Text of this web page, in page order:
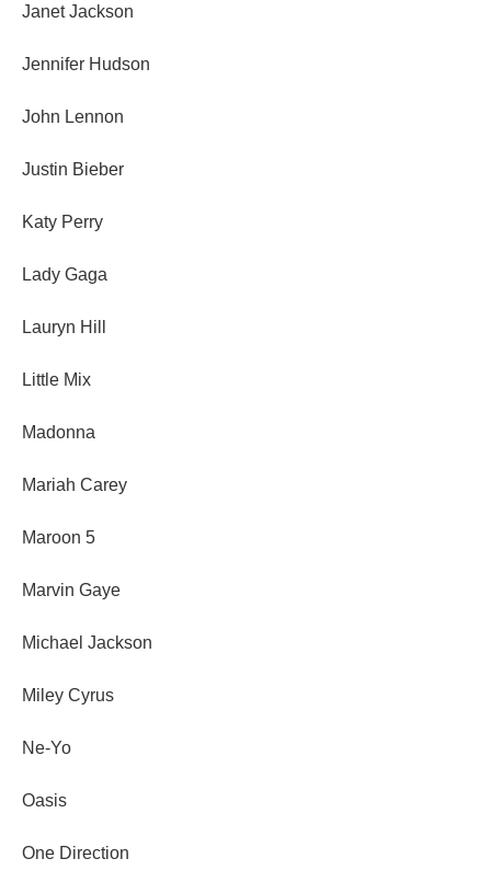
Janet Jackson
Jennifer Hudson
John Lennon
Justin Bieber
Katy Perry
Lady Gaga
Lauryn Hill
Little Mix
Madonna
Mariah Carey
Maroon 5
Marvin Gaye
Michael Jackson
Miley Cyrus
Ne-Yo
Oasis
One Direction